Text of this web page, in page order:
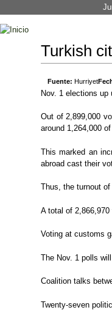
Turkish
Fuente: Hurriyet
Nov. 1 elections
Out of 2,899,000
around 1,264,000
This marked an
abroad cast their
Thus, the turnout
A total of
Voting at customs
The Nov. 1 polls
Coalition talks
Twenty-seven